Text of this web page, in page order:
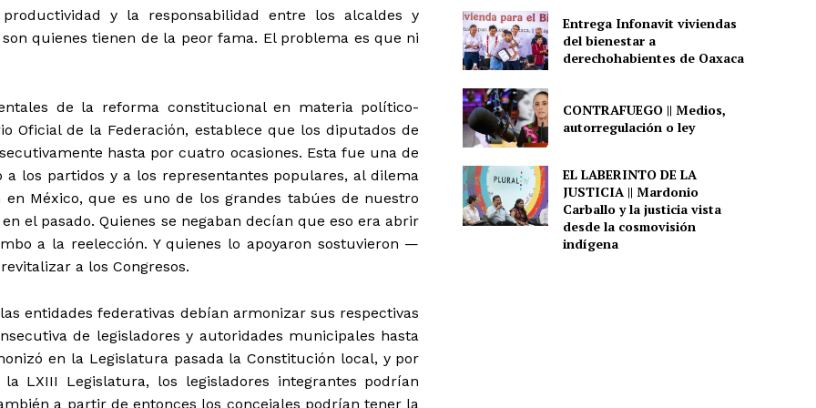
y la responsabilidad entre los alcaldes y
quienes tienen de la peor fama. El problema es que ni
de la reforma constitucional en materia político-
Oficial de la Federación, establece que los diputados de
hasta por cuatro ocasiones. Esta fue una de
los partidos y a los representantes populares, al dilema
México, que es uno de los grandes tabúes de nuestro
el pasado. Quienes se negaban decían que eso era abrir
a la reelección. Y quienes lo apoyaron sostuvieron —
a los Congresos.
entidades federativas debían armonizar sus respectivas
de legisladores y autoridades municipales hasta
en la Legislatura pasada la Constitución local, y por
LXIII Legislatura, los legisladores integrantes podrían
a partir de entonces los concejales podrían tener la
Entrega Infonavit viviendas
del bienestar a
derechohabientes de Oaxaca
CONTRAFUEGO || Medios,
autorregulación o ley
EL LABERINTO DE LA
JUSTICIA || Mardonio
Carballo y la justicia vista
desde la cosmovisión
indígena